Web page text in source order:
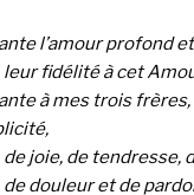
l’amour profond
leur fidélité à cet
à mes trois
de joie, de tendresse,
de douleur et de